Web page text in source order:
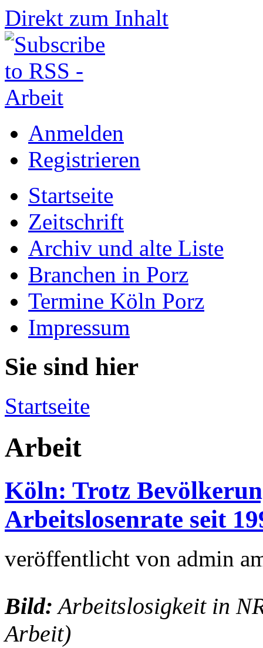
Direkt zum Inhalt
Anmelden
Registrieren
Startseite
Zeitschrift
Archiv und alte Liste
Branchen in Porz
Termine Köln Porz
Impressum
Sie sind hier
Startseite
Arbeit
Köln: Trotz
Arbeitslosenrate seit
veröffentlicht von admin
Bild:Arbeitslosigkeit in
Arbeit)